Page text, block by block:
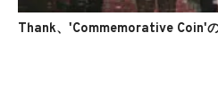
Thank、'Commemorative Coin'